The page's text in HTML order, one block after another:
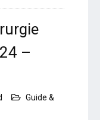
–
Guide &